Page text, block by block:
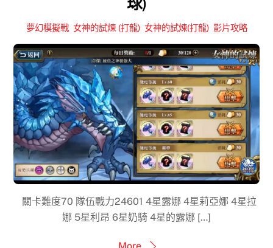
球)
夢幻模擬戰, 女神的試煉 (打龍), 女神的試煉(打龍), 影片攻略
關卡難度70 隊伍戰力24601 4星露娜 4星莉亞娜 4星拉
娜 5星利昂 6星奶騎 4星的露娜 […]
More